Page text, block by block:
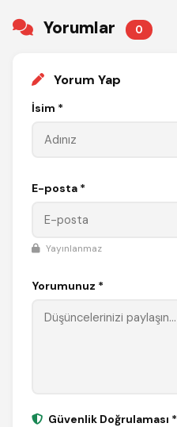
Yorumlar 0
Yorum Yap
İsim *
E-posta *
Yayınlanmaz
Yorumunuz *
Güvenlik Doğrulaması *